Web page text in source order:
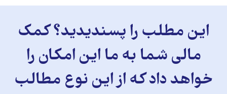
این مطلب را پسندیدید؟ کمک
مالی شما به ما این امکان را
خواهد داد که از این نوع مطالب